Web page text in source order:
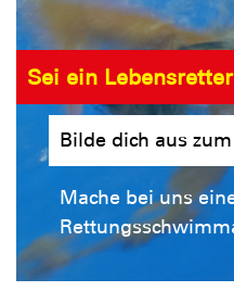
Sei ein
Bilde dich aus
Mache bei uns